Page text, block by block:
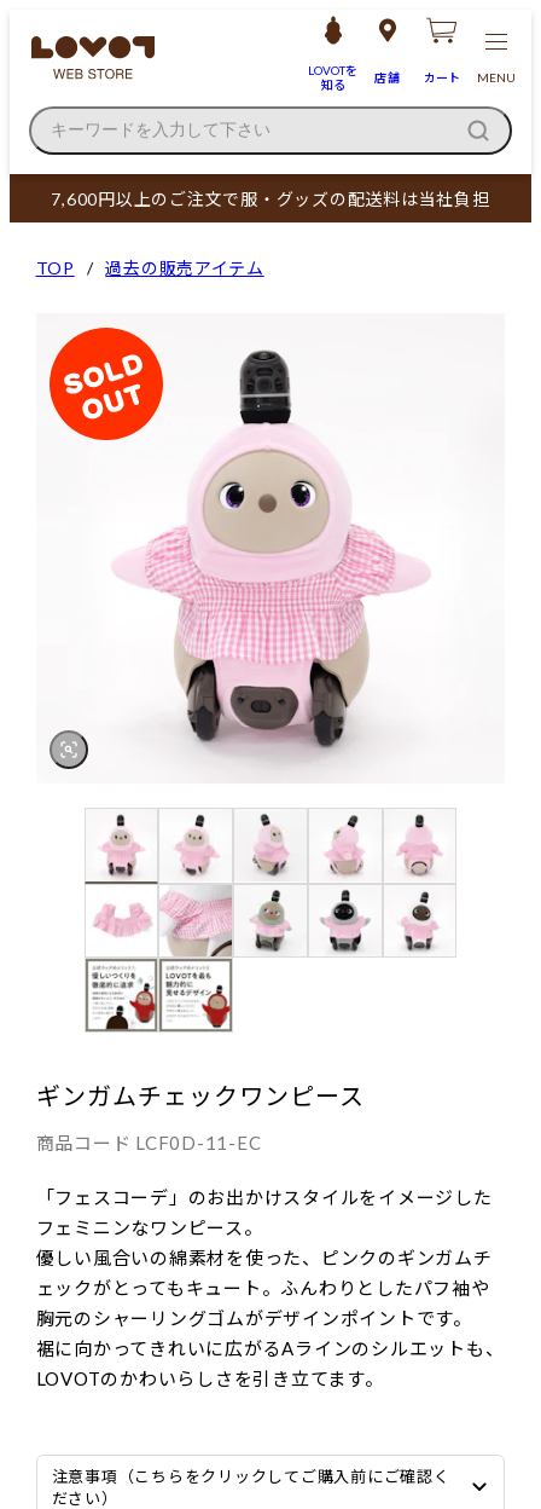
LOVOTを
知る
店舗 カート MENU
キーワードを入力して下さい
7,600円以上のご注文で服・グッズの配送料は当社負担
TOP 過去の販売アイテム
ギンガムチェックワンピース
商品コード LCF0D-11-EC
「フェスコーデ」のお出かけスタイルをイメージした
フェミニンなワンピース。
優しい風合いの綿素材を使った、ピンクのギンガムチ
ェックがとってもキュート。ふんわりとしたパフ袖や
胸元のシャーリングゴムがデザインポイントです。
裾に向かってきれいに広がるAラインのシルエットも、
LOVOTのかわいらしさを引き立てます。
注意事項（こちらをクリックしてご購入前にご確認く
ださい）